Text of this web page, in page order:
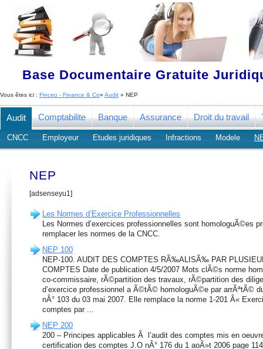
Base Documentaire Gratuite
Vous êtes ici : Finceo - Finance & Co» Audit » NEP
Audit Comptabilite Banque Assurance Droit du travail
CNCC Employeur Etudes juridiques Infractions Modele
NEP
[adsenseyu1]
Les Normes d’Exercice Professionnelles
Les Normes d’exercices professionnelles sont homologuÃ©es
remplacer les normes de la CNCC.
NEP 100
NEP-100. AUDIT DES COMPTES RÃ‰ALISÃ‰ PAR
COMPTES Date de publication 4/5/2007 Mots clÃ©s norme
co-commissaire, rÃ©partition des travaux, rÃ©partition des
d’exercice professionnel a Ã©tÃ© homologuÃ©e par arrÃªtÃ©
nÂ° 103 du 03 mai 2007. Elle remplace la norme 1-201 Â«
comptes par ...
NEP 200
200 – Principes applicables Ã l’audit des comptes mis en
certification des comptes J.O nÂ° 176 du 1 aoÃ»t 2006 page